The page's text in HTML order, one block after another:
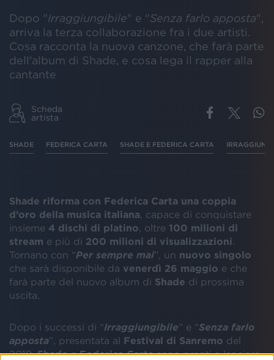
Dopo "Irraggiungibile" e "Senza farlo apposta",
arriva la terza collaborazione fra i due artisti.
Cosa racconta la nuova canzone, che farà parte
dell'album di Shade, e cosa lega il rapper alla
cantante
Scheda
artista
SHADE FEDERICA CARTA SHADE E FEDERICA CARTA
Shade riforma con Federica Carta una coppia
d’oro della musica italiana , capace di conquistare
insieme 4 dischi di platino , oltre 100 milioni di
stream e più di 200 milioni di visualizzazioni
Tornano con “Per sempre mai”, un nuovo singolo
che sarà disponibile da venerdì 26 maggio e che
farà parte del nuovo album di Shade di prossima
uscita.
Dopo i successi di “Irraggiungibile” e “Senza farlo
apposta”, presentata al Festival di Sanremo del
2019,ShadeeFederica Cartasono pronti a lanciare